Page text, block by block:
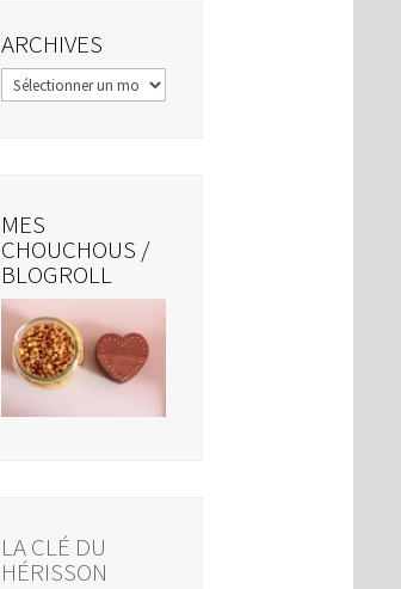
ARCHIVES
Archives
MES
CHOUCHOUS /
BLOGROLL
LA CLÉ DU
HÉRISSON